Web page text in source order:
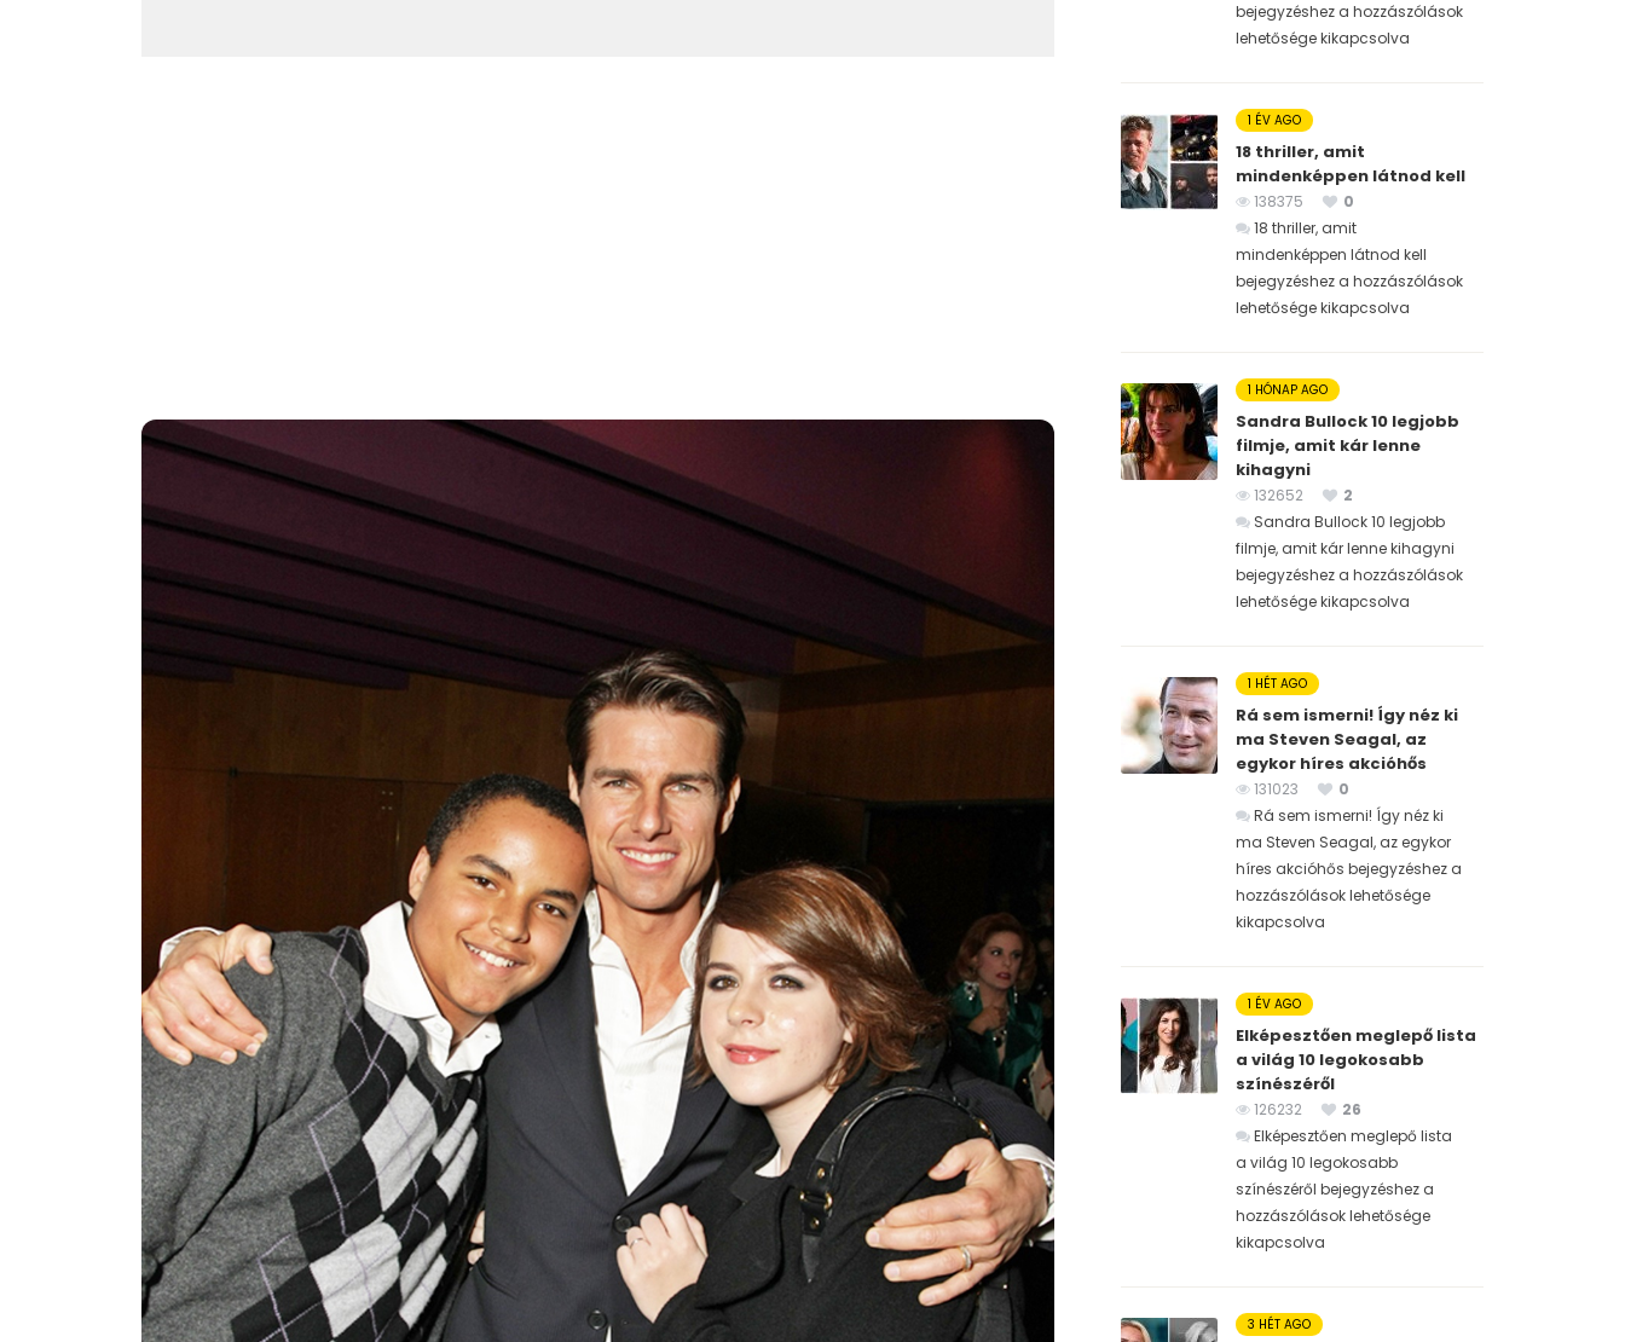
bejegyzéshez a hozzászólások
lehetősége kikapcsolva
1 ÉV AGO
18 thriller, amit
mindenképpen látnod kell
138375
0
18 thriller, amit
mindenképpen látnod kell
bejegyzéshez a hozzászólások
lehetősége kikapcsolva
1 HÓNAP AGO
Sandra Bullock 10 legjobb
filmje, amit kár lenne
kihagyni
132652
2
Sandra Bullock 10 legjobb
filmje, amit kár lenne kihagyni
bejegyzéshez a hozzászólások
lehetősége kikapcsolva
1 HÉT AGO
Rá sem ismerni! Így néz ki
ma Steven Seagal, az
egykor híres akcióhős
131023
0
Rá sem ismerni! Így néz ki
ma Steven Seagal, az egykor
híres akcióhős bejegyzéshez a
hozzászólások lehetősége
kikapcsolva
1 ÉV AGO
Elképesztően meglepő lista
a világ 10 legokosabb
színészéről
126232
26
Elképesztően meglepő lista
a világ 10 legokosabb
színészéről bejegyzéshez a
hozzászólások lehetősége
kikapcsolva
3 HÉT AGO